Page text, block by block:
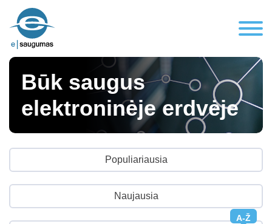
Būk saugus
elektroninėje erdvėje
Populiariausia
Naujausia
A-Ž